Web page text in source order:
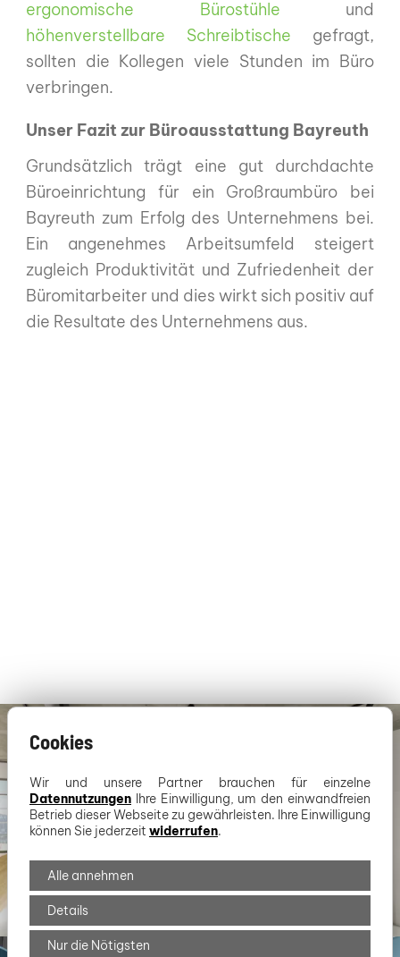
ergonomische Bürostühle und
höhenverstellbare Schreibtische gefragt,
sollten die Kollegen viele Stunden im Büro
verbringen.
Unser Fazit zur Büroausstattung Bayreuth
Grundsätzlich trägt eine gut durchdachte
Büroeinrichtung für ein Großraumbüro bei
Bayreuth zum Erfolg des Unternehmens bei.
Ein angenehmes Arbeitsumfeld steigert
zugleich Produktivität und Zufriedenheit der
Büromitarbeiter und dies wirkt sich positiv auf
die Resultate des Unternehmens aus.
Cookies
Wir und unsere Partner brauchen für einzelne
Datennutzungen Ihre Einwilligung, um den einwandfreien
Betrieb dieser Webseite zu gewährleisten. Ihre Einwilligung
können Sie jederzeit widerrufen.
Alle annehmen
Details
Nur die Nötigsten